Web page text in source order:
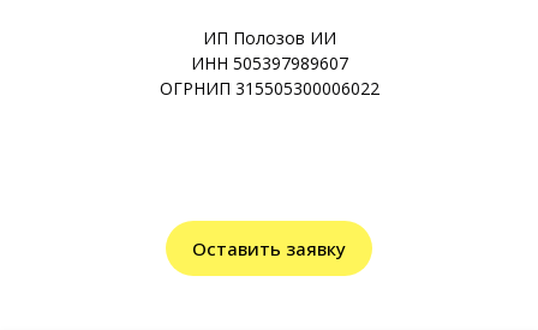
ИП Полозов ИИ
ИНН 505397989607
ОГРНИП 315505300006022
Оставить заявку